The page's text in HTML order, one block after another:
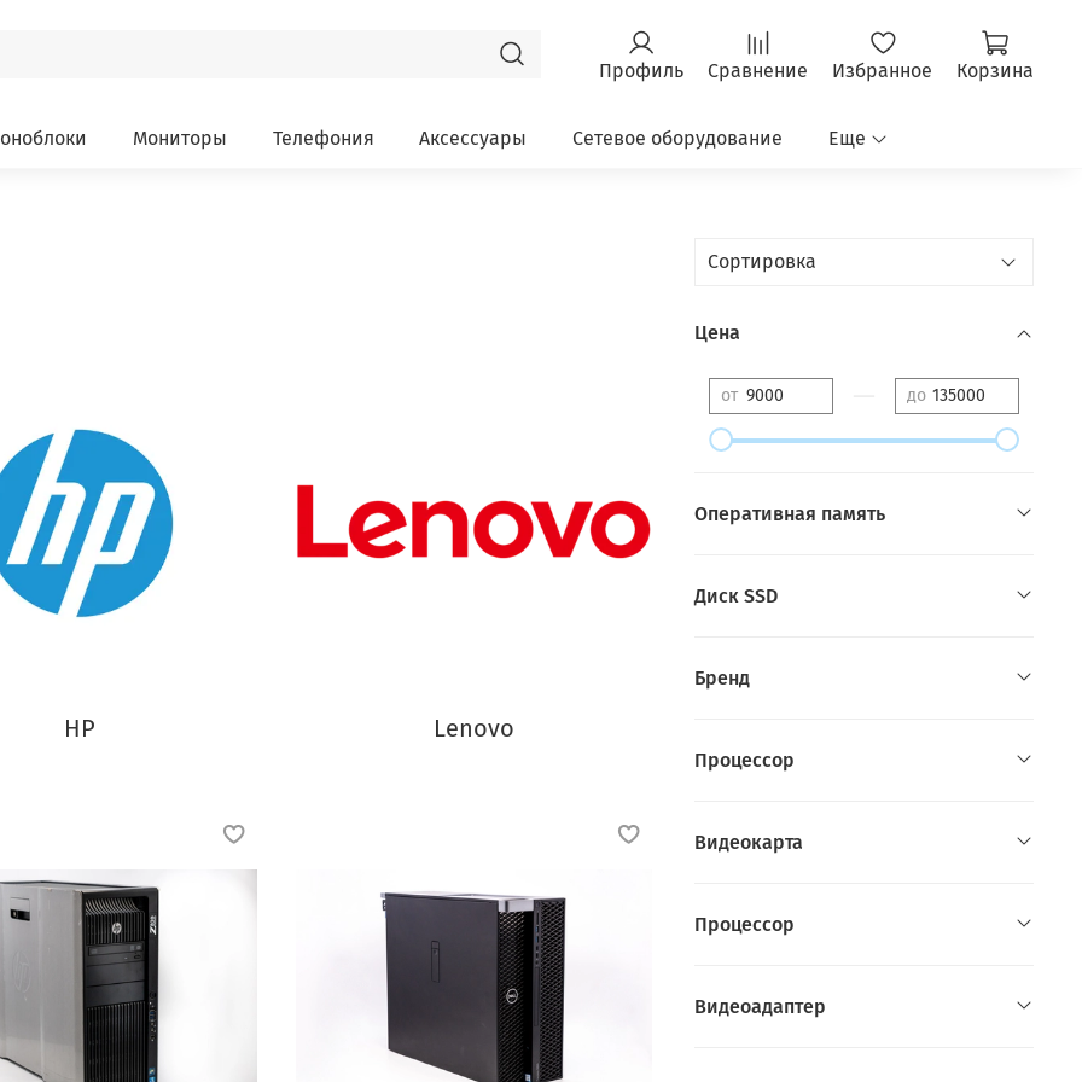
Профиль Сравнение Избранное Корзина
Мониторы Телефония Аксессуары Сетевое оборудование Еще
HP Lenovo
Цена
от до
Оперативная память
Диск SSD
Бренд
Процессор
Видеокарта
Пpоцессор
Видеоадаптер